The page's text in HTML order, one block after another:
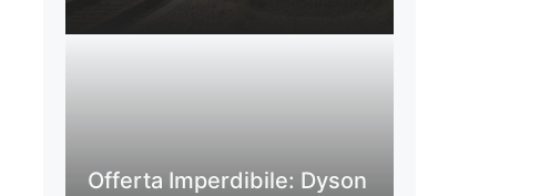
Offerta Imperdibile: Dyson